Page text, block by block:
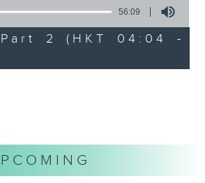
56:09
2 (HKT 04:04 -